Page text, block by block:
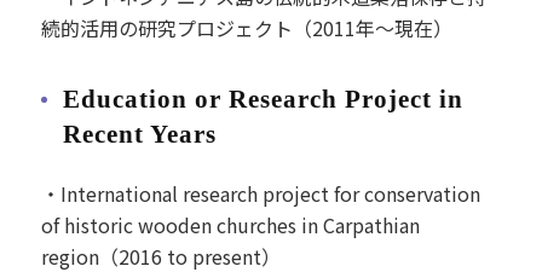
続的活用の研究プロジェクト（2011年～現在）
Education or Research Project in
Recent Years
・International research project for conservation
of historic wooden churches in Carpathian
region（2016 to present）